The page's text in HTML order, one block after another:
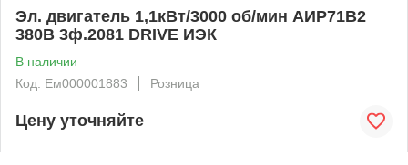
Эл. двигатель 1,1кВт/3000 об/мин АИР71B2
380В 3ф.2081 DRIVE ИЭК
В наличии
Код: Ем000001883
Розница
Цену уточняйте